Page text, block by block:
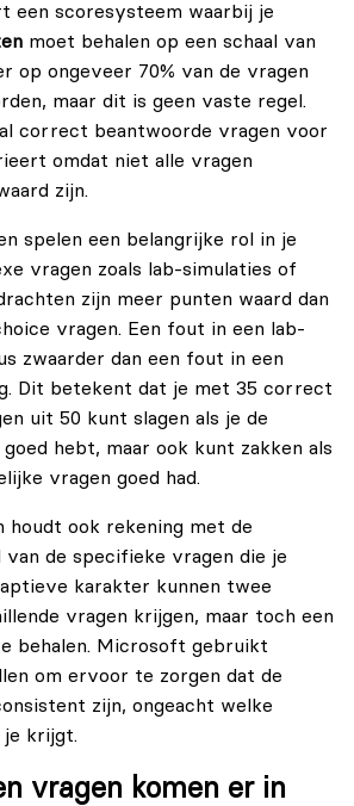
een scoresysteem waarbij je
moet behalen op een schaal van
op ongeveer 70% van de vragen
maar dit is geen vaste regel.
correct beantwoorde vragen voor
omdat niet alle vragen
zijn.
spelen een belangrijke rol in je
vragen zoals lab-simulaties of
zijn meer punten waard dan
vragen. Een fout in een lab-
zwaarder dan een fout in een
Dit betekent dat je met 35 correct
uit 50 kunt slagen als je de
hebt, maar ook kunt zakken als
vragen goed had.
houdt ook rekening met de
van de specifieke vragen die je
karakter kunnen twee
vragen krijgen, maar toch een
behalen. Microsoft gebruikt
om ervoor te zorgen dat de
zijn, ongeacht welke
je krijgt.
vragen komen er in